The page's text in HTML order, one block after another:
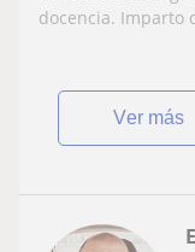
docencia. Imparto
ver más